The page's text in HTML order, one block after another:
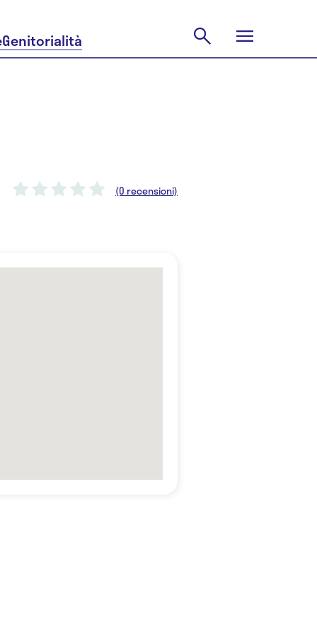
Genitorialità
(0 recensioni)